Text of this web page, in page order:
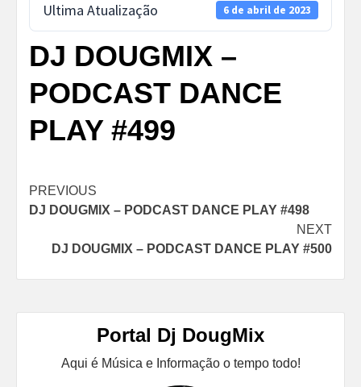
Ultima Atualização 6 de abril de 2023
DJ DOUGMIX –
PODCAST DANCE
PLAY #499
Post
navigation
PREVIOUS
DJ DOUGMIX – PODCAST DANCE PLAY #498
NEXT
DJ DOUGMIX – PODCAST DANCE PLAY #500
Portal Dj DougMix
Aqui é Música e Informação o tempo todo!